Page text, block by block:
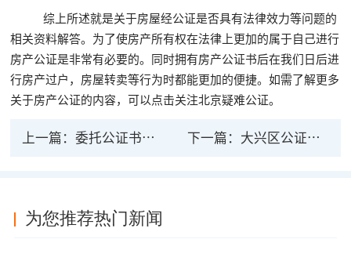
综上所述就是关于房屋经公证是否具有法律效力等问题的
相关资料解答。为了使房产所有权在法律上更加的属于自己进行
房产公证是非常有必要的。同时拥有房产公证书后在我们日后进
行房产过户，房屋转卖等行为时都能更加的便捷。如需了解更多
关于房产公证的内容，可以点击关注北京疑难公证。
上一篇：委托公证书有法律效力吗？需要哪些材料？ 下一篇： 大兴区公证法律服务中心可以进行公证吗
为您推荐热门新闻